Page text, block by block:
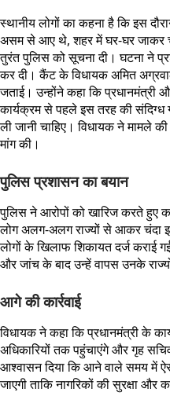
स्थानीय लोगों का कहना है कि इस
असम से आए थे, शहर में घर-घर जाकर
तुरंत पुलिस को सूचना दी। घटना ने
कर दी। कैंट के विधायक अमित
जताई। उन्होंने कहा कि प्रधानमंत्री
कार्यक्रम से पहले इस तरह की संदिग्ध
ली जानी चाहिए। विधायक ने मामले
मांग की।
पुलिस प्रशासन का बयान
पुलिस ने आरोपों को खारिज करते हुए
लोग अलग-अलग राज्यों से आकर चंदा
लोगों के खिलाफ शिकायत दर्ज कराई
और जांच के बाद उन्हें वापस उनके
आगे की कार्रवाई
विधायक ने कहा कि प्रधानमंत्री के
अधिकारियों तक पहुंचाएंगे और गृह
आश्वासन दिया कि आने वाले समय में
जाएगी ताकि नागरिकों की सुरक्षा